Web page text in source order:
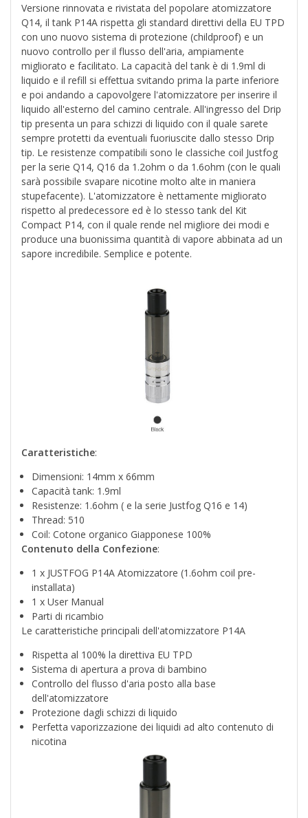
Versione rinnovata e rivistata del popolare atomizzatore
Q14, il tank P14A rispetta gli standard direttivi della EU TPD
con uno nuovo sistema di protezione (childproof) e un
nuovo controllo per il flusso dell'aria, ampiamente
migliorato e facilitato. La capacità del tank è di 1.9ml di
liquido e il refill si effettua svitando prima la parte inferiore
e poi andando a capovolgere l'atomizzatore per inserire il
liquido all'esterno del camino centrale. All'ingresso del Drip
tip presenta un para schizzi di liquido con il quale sarete
sempre protetti da eventuali fuoriuscite dallo stesso Drip
tip. Le resistenze compatibili sono le classiche coil Justfog
per la serie Q14, Q16 da 1.2ohm o da 1.6ohm (con le quali
sarà possibile svapare nicotine molto alte in maniera
stupefacente). L'atomizzatore è nettamente migliorato
rispetto al predecessore ed è lo stesso tank del Kit
Compact P14, con il quale rende nel migliore dei modi e
produce una buonissima quantità di vapore abbinata ad un
sapore incredibile. Semplice e potente.
Caratteristiche:
Dimensioni: 14mm x 66mm
Capacità tank: 1.9ml
Resistenze: 1.6ohm ( e la serie Justfog Q16 e 14)
Thread: 510
Coil: Cotone organico Giapponese 100%
Contenuto della Confezione:
1 x JUSTFOG P14A Atomizzatore (1.6ohm coil pre-
installata)
1 x User Manual
Parti di ricambio
Le caratteristiche principali dell'atomizzatore P14A
Rispetta al 100% la direttiva EU TPD
Sistema di apertura a prova di bambino
Controllo del flusso d'aria posto alla base
dell'atomizzatore
Protezione dagli schizzi di liquido
Perfetta vaporizzazione dei liquidi ad alto contenuto di
nicotina